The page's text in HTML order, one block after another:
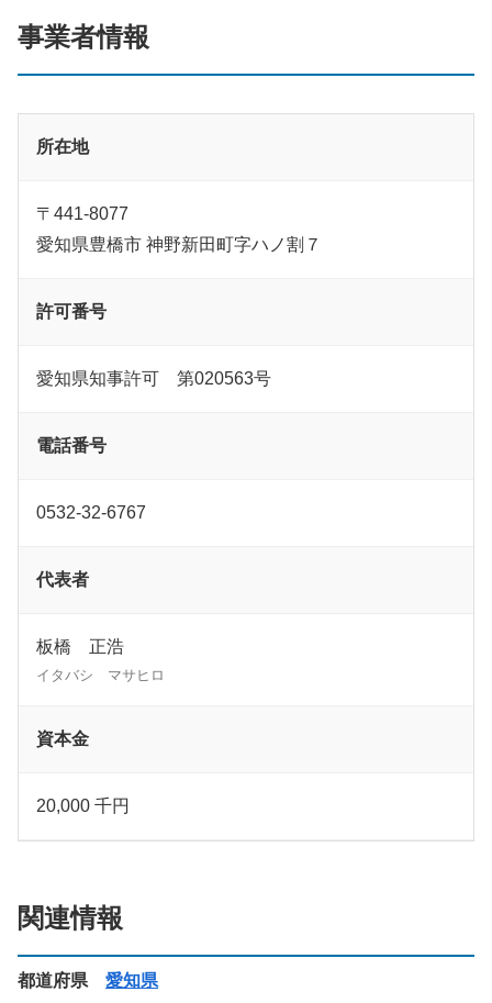
事業者情報
所在地
〒441-8077
愛知県豊橋市 神野新田町字ハノ割７
許可番号
愛知県知事許可 第020563号
電話番号
0532-32-6767
代表者
板橋 正浩
イタバシ マサヒロ
資本金
20,000 千円
関連情報
都道府県 愛知県